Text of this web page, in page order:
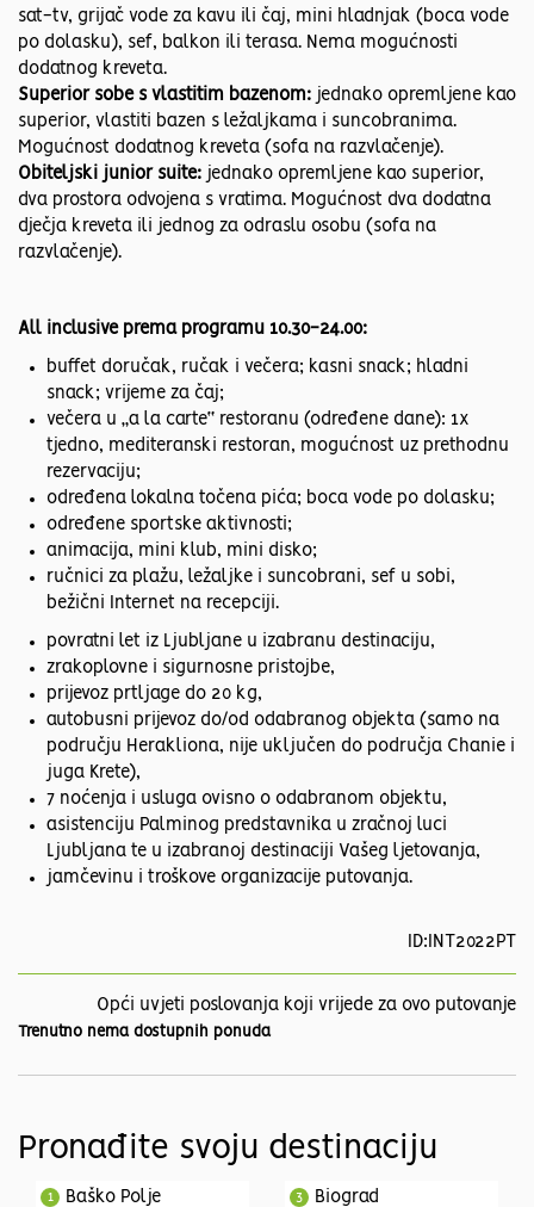
sat-tv, grijač vode za kavu ili čaj, mini hladnjak (boca vode
po dolasku), sef, balkon ili terasa. Nema mogućnosti
dodatnog kreveta.
Superior sobe s vlastitim bazenom: jednako opremljene kao
superior, vlastiti bazen s ležaljkama i suncobranima.
Mogućnost dodatnog kreveta (sofa na razvlačenje).
Obiteljski junior suite: jednako opremljene kao superior,
dva prostora odvojena s vratima. Mogućnost dva dodatna
dječja kreveta ili jednog za odraslu osobu (sofa na
razvlačenje).
All inclusive prema programu 10.30-24.00:
buffet doručak, ručak i večera; kasni snack; hladni
snack; vrijeme za čaj;
večera u „a la carte“ restoranu (određene dane): 1x
tjedno, mediteranski restoran, mogućnost uz prethodnu
rezervaciju;
određena lokalna točena pića; boca vode po dolasku;
određene sportske aktivnosti;
animacija, mini klub, mini disko;
ručnici za plažu, ležaljke i suncobrani, sef u sobi,
bežični Internet na recepciji.
povratni let iz Ljubljane u izabranu destinaciju,
zrakoplovne i sigurnosne pristojbe,
prijevoz prtljage do 20 kg,
autobusni prijevoz do/od odabranog objekta (samo na
području Herakliona, nije uključen do područja Chanie i
juga Krete),
7 noćenja i usluga ovisno o odabranom objektu,
asistenciju Palminog predstavnika u zračnoj luci
Ljubljana te u izabranoj destinaciji Vašeg ljetovanja,
jamčevinu i troškove organizacije putovanja.
ID:INT2022PT
Opći uvjeti poslovanja koji vrijede za ovo putovanje
Trenutno nema dostupnih ponuda
Pronađite svoju destinaciju
Baško Polje
1 Biograd
3